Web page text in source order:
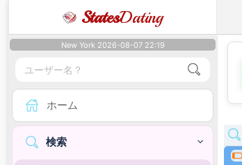
StatesDating
New York 2026-08-07 22:19
ホーム
検索